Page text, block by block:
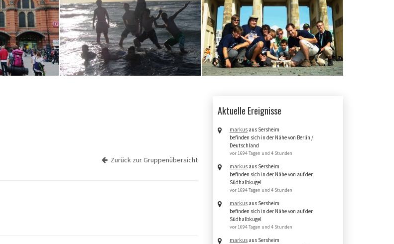
Zurück zur Gruppenübersicht
Aktuelle Ereignisse
markusaus Sersheim
befinden sich in der Nähe von Berlin /
Deutschland
vor 1694 Tagen und 4 Stunden
markusaus Sersheim
befinden sich in der Nähe von auf der
Südhalbkugel
vor 1694 Tagen und 4 Stunden
markusaus Sersheim
befinden sich in der Nähe von auf der
Südhalbkugel
vor 1694 Tagen und 4 Stunden
markusaus Sersheim